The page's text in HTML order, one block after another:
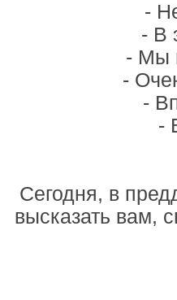
-
- В
- Мы
-
-
-
Сегодня, в
высказать вам,